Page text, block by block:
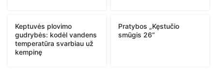
Keptuvės plovimo
gudrybės: kodėl vandens
temperatūra svarbiau už
kempinę
Pratybos „Kęstučio
smūgis 26“